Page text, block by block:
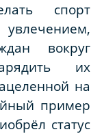
спорт
вокруг
их
на
пример
статус